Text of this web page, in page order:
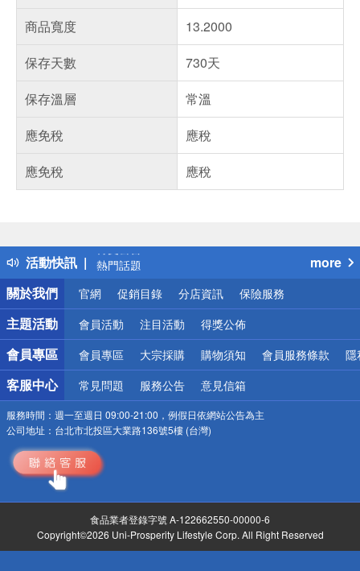
商品寬度
13.2000
保存天數
730天
保存溫層
常溫
應免稅
應稅
應免稅
應稅
活動快訊
得獎公告
熱門話題
銀行優惠
偏遠地區配送
詐騙網頁！請小心！
more
關於我們
官網 促銷目錄 分店資訊 保險服務
主題活動 會員活動 注目活動 得獎公佈
會員專區 會員專區 大宗採購 購物須知 會員服務條款 隱
客服中心 常見問題 服務公告 意見信箱
服務時間： 週一至週日 09:00-21:00，例假日依網站公告為主
公司地址： 台北市北投區大業路136號5樓 (台灣)
食品業者登錄字號 A-122662550-00000-6
Copyright©2026 Uni-Prosperity Lifestyle Corp. All Right Reserved